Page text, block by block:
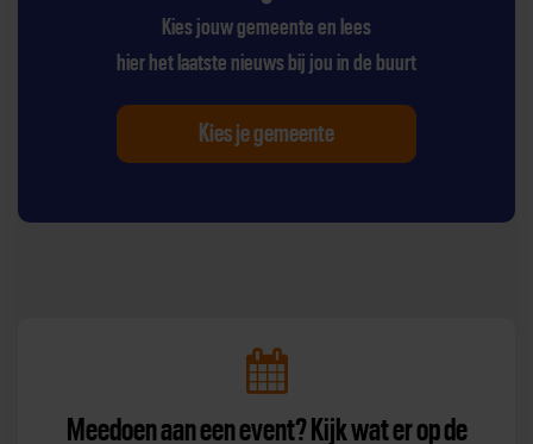
Kies jouw gemeente en lees
hier het laatste nieuws bij jou in de buurt
Kies je gemeente
Meedoen aan een event? Kijk wat er op de